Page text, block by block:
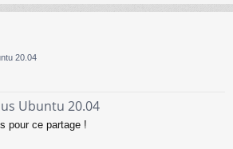
20.04
Ubuntu 20.04
pour ce partage !